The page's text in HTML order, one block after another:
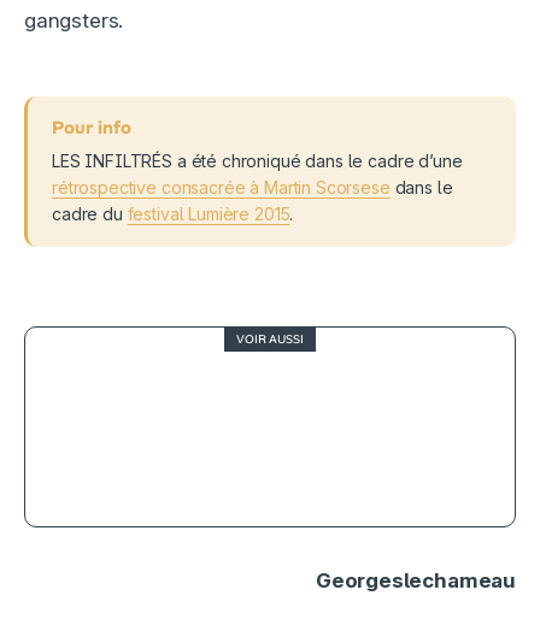
gangsters.
LES INFILTRÉS a été chroniqué dans le cadre d’une
rétrospective consacrée à Martin Scorsese dans le
cadre du festival Lumière 2015.
VOIR AUSSI
Georgeslechameau